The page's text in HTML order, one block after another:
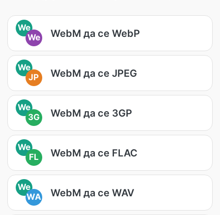
We
We
WebM да се WebP
We
JP
WebM да се JPEG
We
3G
WebM да се 3GP
We
FL
WebM да се FLAC
We
WA
WebM да се WAV